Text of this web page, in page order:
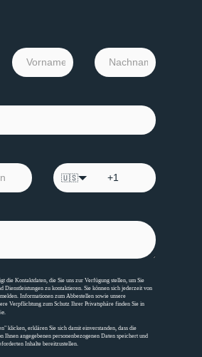
🇺🇸
die Kontaktdaten, die Sie uns zur Verfügung stellen, um Sie
Dienstleistungen zu kontaktieren. Sie können sich jederzeit von
Informationen zum Abbestellen sowie unsere
Verpflichtung zum Schutz Ihrer Privatsphäre finden Sie in
.
klicken, erklären Sie sich damit einverstanden, dass die
Ihnen angegebenen personenbezogenen Daten speichert und
Inhalte bereitzustellen.